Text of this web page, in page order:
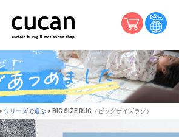
シリーズで選ぶ BIG SIZE RUG（ビッグサイズラグ）